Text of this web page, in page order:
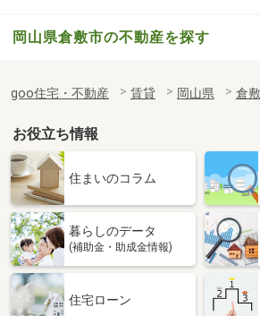
岡山県倉敷市の不動産を探す
goo住宅・不動産 賃貸 岡山県 倉
お役立ち情報
住まいのコラム
暮らしのデータ
(補助金・助成金情報)
住宅ローン